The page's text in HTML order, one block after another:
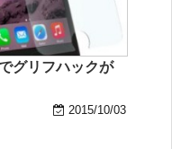
グリフハックが
2015/10/03